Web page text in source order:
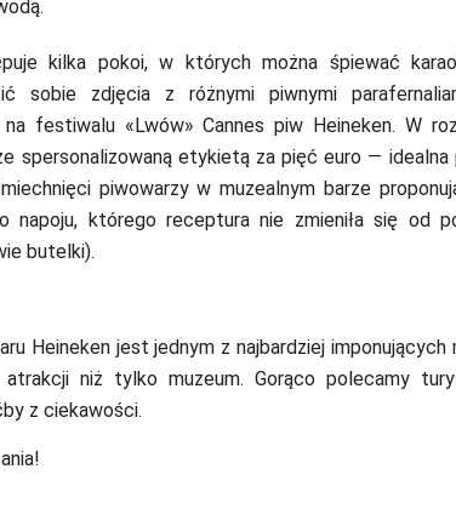
kilka pokoi, w których można śpiewać
sobie zdjęcia z różnymi piwnymi
na festiwalu «Lwów» Cannes piw Heineken. W
spersonalizowaną etykietą za pięć euro — idealna
piwowarzy w muzealnym barze
napoju, którego receptura nie zmieniła się od
butelki).
Heineken jest jednym z najbardziej imponujących
niż tylko muzeum. Gorąco polecamy
z ciekawości.